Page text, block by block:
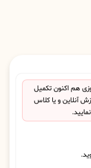
هم اکنون تکمیل
آنلاین و یا کلاس